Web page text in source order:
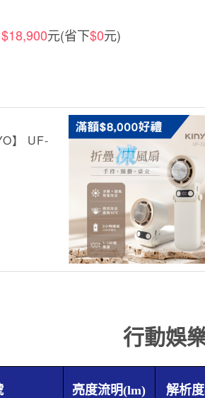
$18,900元(省下$0元)
】 UF-
行動娛
亮度流明(lm) 解析